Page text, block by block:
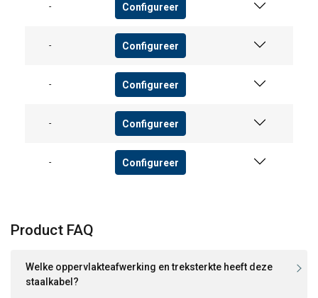
- Configureer
- Configureer
- Configureer
- Configureer
- Configureer
Product FAQ
Welke oppervlakteafwerking en treksterkte heeft deze
staalkabel?